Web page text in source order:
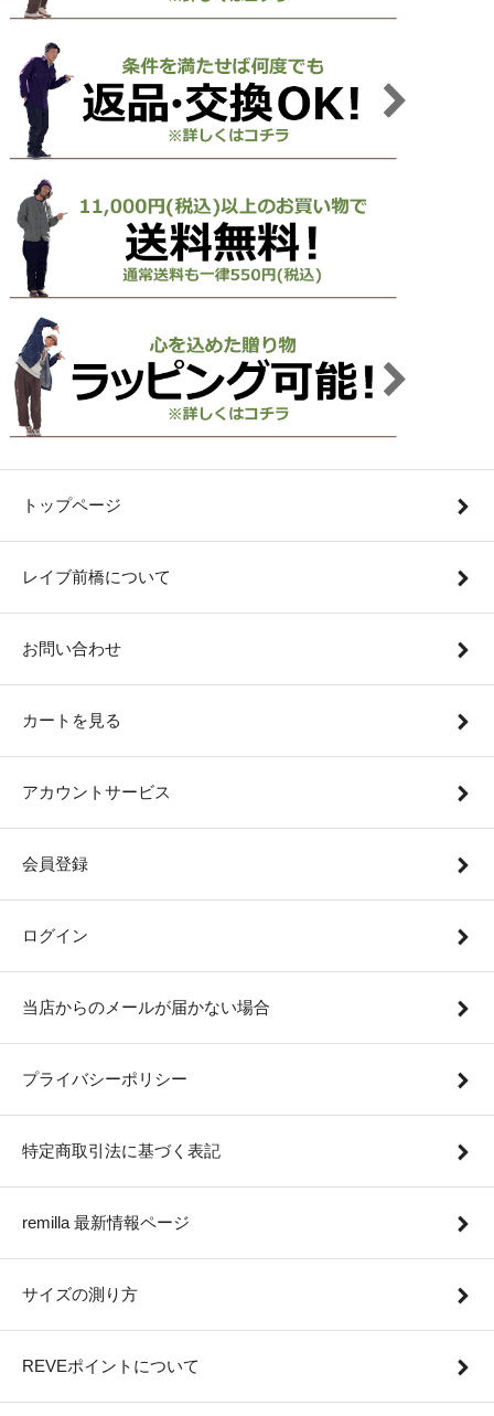
トップページ
レイブ前橋について
お問い合わせ
カートを見る
アカウントサービス
会員登録
ログイン
当店からのメールが届かない場合
プライバシーポリシー
特定商取引法に基づく表記
remilla 最新情報ページ
サイズの測り方
REVEポイントについて